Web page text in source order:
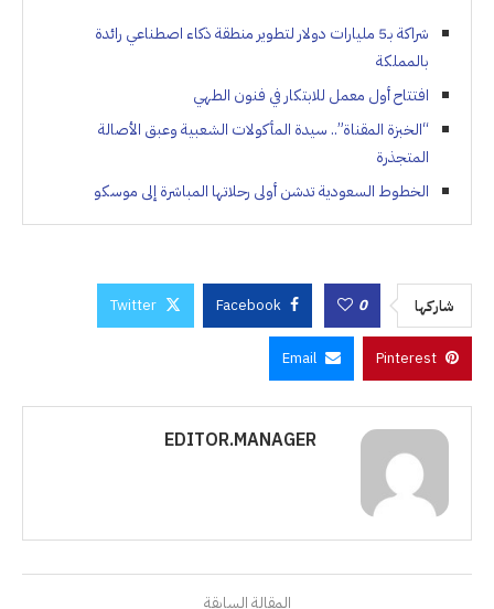
شراكة بـ5 مليارات دولار لتطوير منطقة ذكاء اصطناعي رائدة
بالمملكة
افتتاح أول معمل للابتكار في فنون الطهي
“الخبزة المقناة”.. سيدة المأكولات الشعبية وعبق الأصالة
المتجذرة
الخطوط السعودية تدشن أولى رحلاتها المباشرة إلى موسكو
شاركها 0
Facebook
Twitter
Pinterest
Email
EDITOR.MANAGER
المقالة السابقة